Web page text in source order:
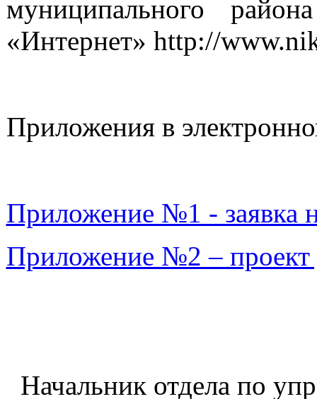
муниципального
«Интернет» http://
Приложения в
Приложение №1 - заявка
Приложение №2 – проект
Начальник отдела по